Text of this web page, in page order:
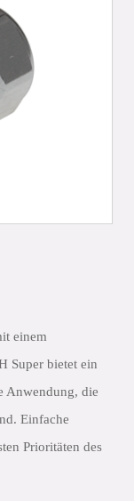
einem
Super bietet ein
Anwendung, die
Einfache
Prioritäten des